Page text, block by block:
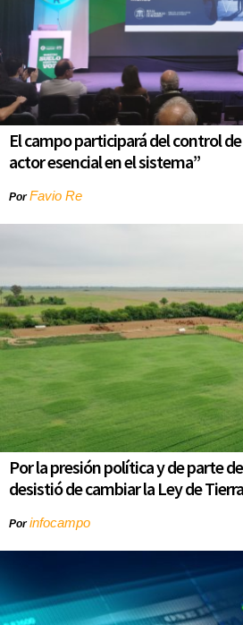
El campo participará del control
actor esencial en el sistema”
PorFavio Re
Por la presión política y de parte
desistió de cambiar la Ley de
Porinfocampo